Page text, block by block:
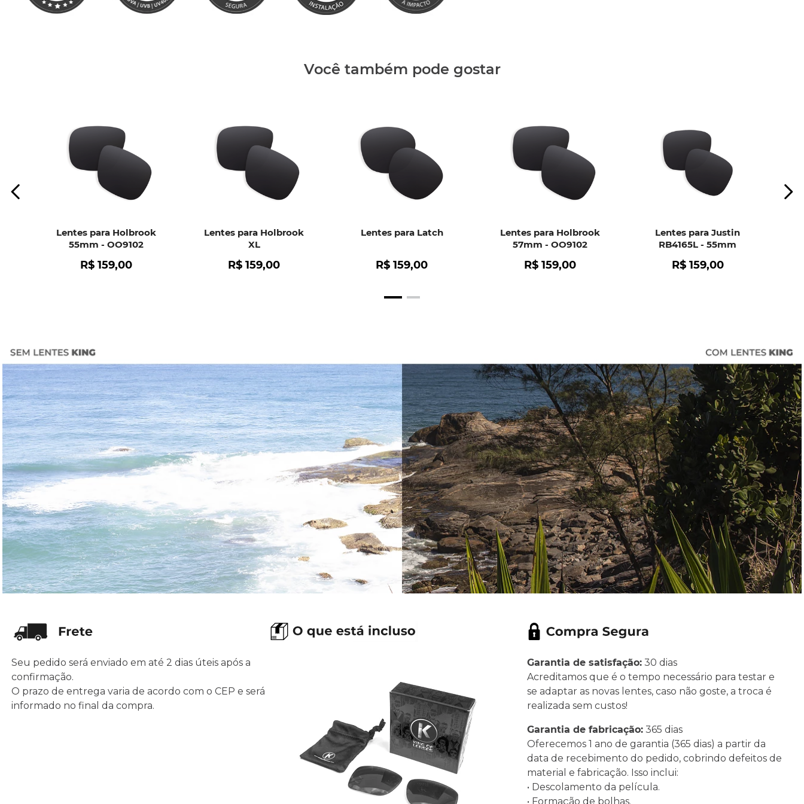
Você também pode gostar
Lentes para Holbrook
55mm - OO9102
R$ 159,00
Lentes para Holbrook
XL
R$ 159,00
Lentes para Latch
R$ 159,00
Lentes para Holbrook
57mm - OO9102
R$ 159,00
Lentes para Justin
RB4165L - 55mm
R$ 159,00
Seu pedido será enviado em até 2 dias úteis após a
confirmação.
O prazo de entrega varia de acordo com o CEP e será
informado no final da compra.
Garantia de satisfação:30 dias
Acreditamos que é o tempo necessário para testar e
se adaptar as novas lentes, caso não goste, a troca é
realizada sem custos!
Garantia de fabricação:365 dias
Oferecemos 1 ano de garantia (365 dias) a partir da
data de recebimento do pedido, cobrindo defeitos de
material e fabricação. Isso inclui:
• Descolamento da película.
• Formação de bolhas.